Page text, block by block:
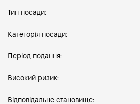
Тип посади:
Категорія посади:
Період подання:
Високий ризик:
Відповідальне становище: